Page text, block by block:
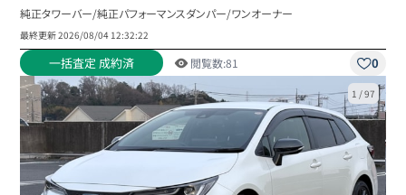
純正タワーバー/純正パフォーマンスダンパー/ワンオーナー
最終更新2026/08/04 12:32:22
一括査定 成約済 閲覧数:81 0
1 /97